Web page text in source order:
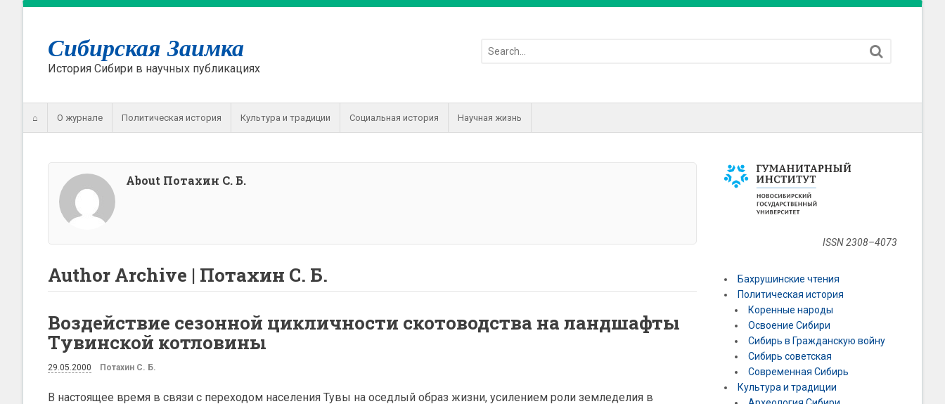
Сибирская Заимка
История Сибири в научных публикациях
⌂ О журнале Политическая история Культура и традиции Социальная история Научная жизнь
About Потахин С. Б.
Author Archive | Потахин С. Б.
Воздействие сезонной цикличности скотоводства на ландшафты
Тувинской котловины
29.05.2000 Потахин С. Б.
В настоящее время в связи с переходом населения Тувы на оседлый образ жизни, усилением роли земледелия в
ISSN 2308–4073
Бахрушинские чтения
Политическая история
Коренные народы
Освоение Сибири
Сибирь в Гражданскую войну
Сибирь советская
Современная Сибирь
Культура и традиции